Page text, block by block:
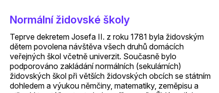
Normální židovské školy
Teprve dekretem Josefa II. z roku 1781 byla židovským
dětem povolena návštěva všech druhů domácích
veřejných škol včetně univerzit. Současně bylo
podporováno zakládání normálních (sekulárních)
židovských škol při větších židovských obcích se státním
dohledem a výukou němčiny, matematiky, zeměpisu a